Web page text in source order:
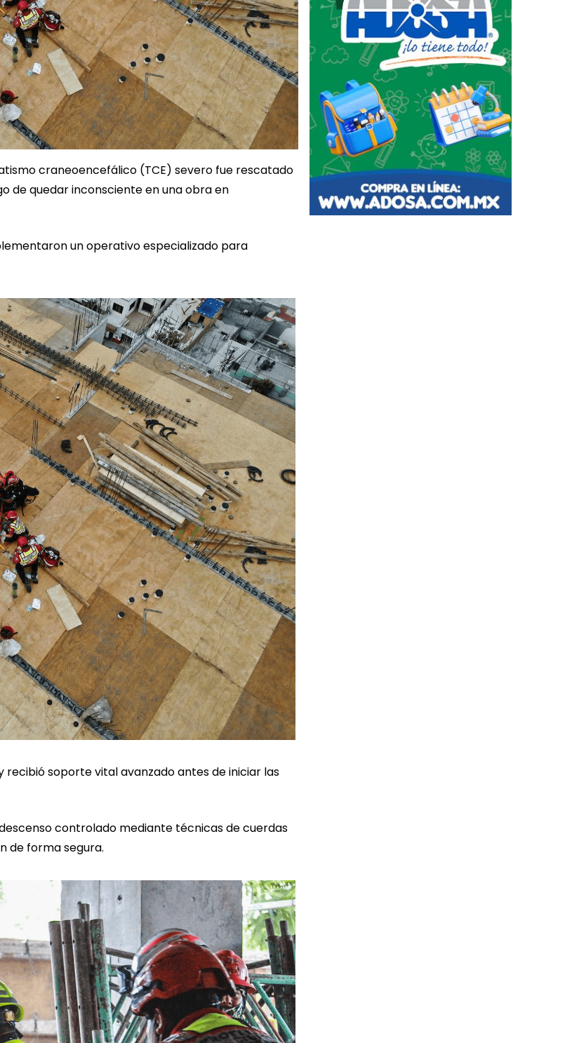
craneoencefálico (TCE) severo fue rescatado
de quedar inconsciente en una obra en
un operativo especializado para
recibió soporte vital avanzado antes de iniciar las
controlado mediante técnicas de cuerdas
de forma segura.